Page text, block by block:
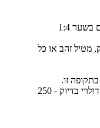
אדם מחזיק ב-1000 שקלים. ממיר אותם בשער 1:4
מטיל זהב או כל
מוכר בתום 10 שנים ומקבל אותו סכום דולרי בדיוק - 250